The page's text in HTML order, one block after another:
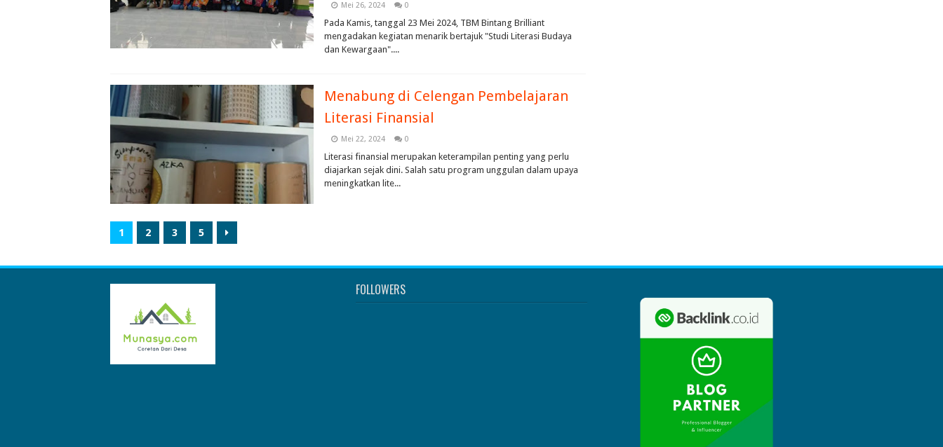
Mei 26, 2024 0
Pada Kamis, tanggal 23 Mei 2024, TBM Bintang Brilliant
mengadakan kegiatan menarik bertajuk "Studi Literasi Budaya
dan Kewargaan"....
Menabung di Celengan Pembelajaran
Literasi Finansial
Mei 22, 2024 0
Literasi finansial merupakan keterampilan penting yang perlu
diajarkan sejak dini. Salah satu program unggulan dalam upaya
meningkatkan lite...
1 2 3 5
FOLLOWERS